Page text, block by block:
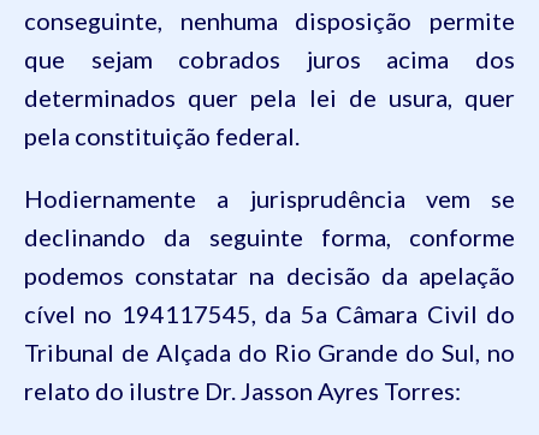
conseguinte, nenhuma disposição permite
que sejam cobrados juros acima dos
determinados quer pela lei de usura, quer
pela constituição federal.
Hodiernamente a jurisprudência vem se
declinando da seguinte forma, conforme
podemos constatar na decisão da apelação
cível no 194117545, da 5a Câmara Civil do
Tribunal de Alçada do Rio Grande do Sul, no
relato do ilustre Dr.Jasson Ayres Torres: